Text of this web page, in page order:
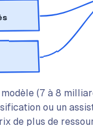
(7 à 8
ou un
de plus de